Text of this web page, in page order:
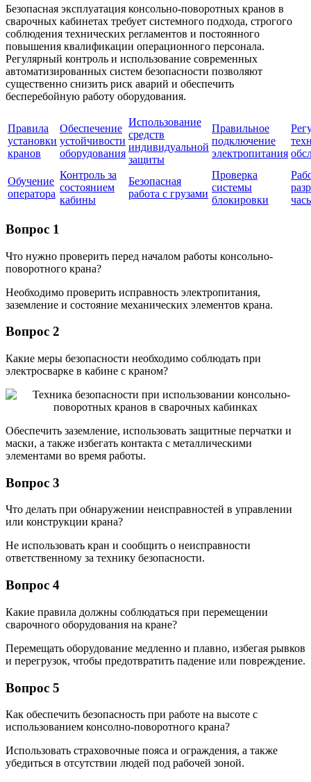
Безопасная эксплуатация консольно-поворотных кранов в
сварочных кабинетах требует системного подхода, строгого
соблюдения технических регламентов и постоянного
повышения квалификации операционного персонала.
Регулярный контроль и использование современных
автоматизированных систем безопасности позволяют
существенно снизить риск аварий и обеспечить
бесперебойную работу оборудования.
Правила
установки
кранов
Обеспечение
устойчивости
оборудования
Использование
средств
индивидуальной
защиты
Правильное
подключение
электропитания
Обучение
оператора
Контроль за
состоянием
кабины
Безопасная
работа с грузами
Проверка
системы
блокировки
Вопрос 1
Что нужно проверить перед началом работы консольно-
поворотного крана?
Необходимо проверить исправность электропитания,
заземление и состояние механических элементов крана.
Вопрос 2
Какие меры безопасности необходимо соблюдать при
электросварке в кабине с краном?
Обеспечить заземление, использовать защитные перчатки и
маски, а также избегать контакта с металлическими
элементами во время работы.
Вопрос 3
Что делать при обнаружении неисправностей в управлении
или конструкции крана?
Не использовать кран и сообщить о неисправности
ответственному за технику безопасности.
Вопрос 4
Какие правила должны соблюдаться при перемещении
сварочного оборудования на кране?
Перемещать оборудование медленно и плавно, избегая рывков
и перегрузок, чтобы предотвратить падение или повреждение.
Вопрос 5
Как обеспечить безопасность при работе на высоте с
использованием консолно-поворотного крана?
Использовать страховочные пояса и ограждения, а также
убедиться в отсутствии людей под рабочей зоной.